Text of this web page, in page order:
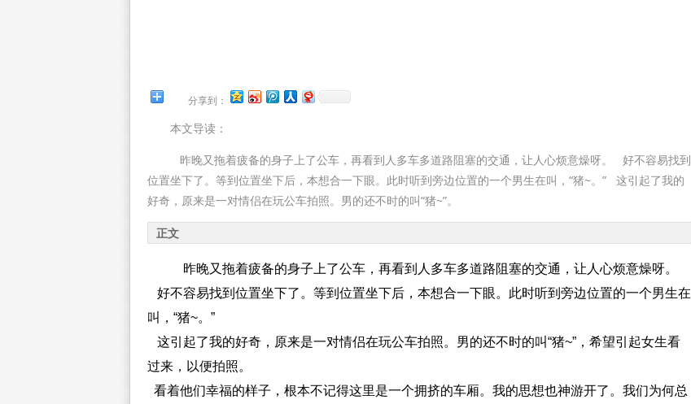
分享到：
本文导读：
昨晚又拖着疲备的身子上了公车，再看到人多车多道路阻塞的交通，让人心烦意燥呀。 好不容易找到
位置坐下了。等到位置坐下后，本想合一下眼。此时听到旁边位置的一个男生在叫，“猪~。” 这引起了我的
好奇，原来是一对情侣在玩公车拍照。男的还不时的叫“猪~”。
正文
昨晚又拖着疲备的身子上了公车，再看到人多车多道路阻塞的交通，让人心烦意燥呀。
好不容易找到位置坐下了。等到位置坐下后，本想合一下眼。此时听到旁边位置的一个男生在
叫，“猪~。”
这引起了我的好奇，原来是一对情侣在玩公车拍照。男的还不时的叫“猪~”，希望引起女生看
过来，以便拍照。
看着他们幸福的样子，根本不记得这里是一个拥挤的车厢。我的思想也神游开了。我们为何总